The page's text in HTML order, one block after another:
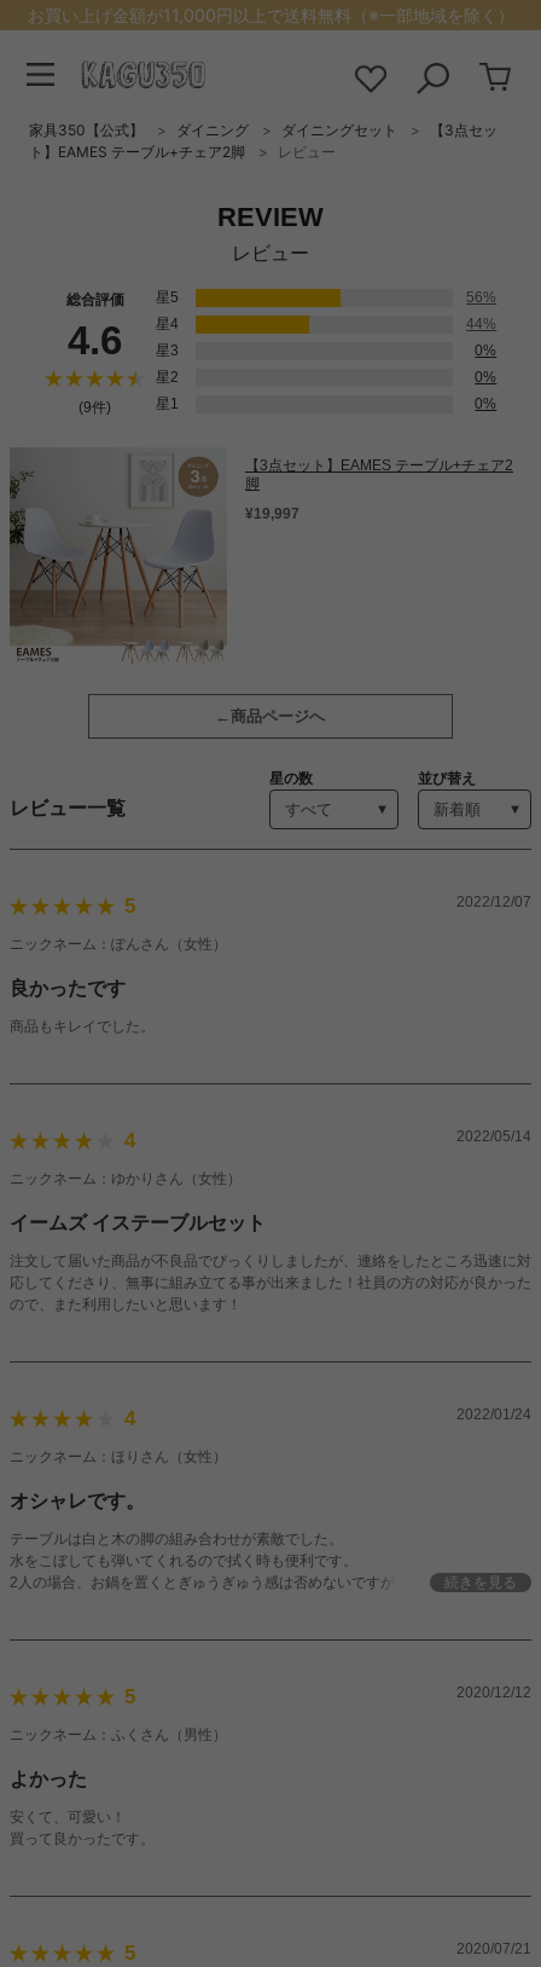
お買い上げ金額が11,000円以上で送料無料（※一部地域を除く）
家具350【公式】 ダイニング ダイニングセット
【3点セッ
ト】EAMES テーブル+チェア2脚
レビュー
REVIEW
レビュー
【3点セット】EAMES テーブル+チェア2
脚
¥19,997
総合評価
4.6
(9件)
星5
56%
星4
44%
星3
0%
星2
0%
星1
0%
商品ページへ
レビュー一覧
星の数 並び替え
5 2022/12/07
ニックネーム：ぽんさん（女性）
良かったです
商品もキレイでした。
4 2022/05/14
ニックネーム：ゆかりさん（女性）
イームズ イステーブルセット
注文して届いた商品が不良品でびっくりしましたが、連絡をしたところ迅速に対
応してくださり、無事に組み立てる事が出来ました！社員の方の対応が良かった
ので、また利用したいと思います！
4 2022/01/24
ニックネーム：ほりさん（女性）
オシャレです。
テーブルは白と木の脚の組み合わせが素敵でした。
水をこぼしても弾いてくれるので拭く時も便利です。
2人の場合、お鍋を置くとぎゅうぎゅう感は否めないですが、
セットの椅子はテーブルと異なる青っぽいホワイトだったので、それが残念でし
また、テーブルの組み立て説明書が少し分かりづらかったのと、
で２人で協力しながら組み立てました。
それ以外は大変満足です(^^)
続きを見る
5 2020/12/12
ニックネーム：ふくさん（男性）
よかった
安くて、可愛い！
買って良かったです。
5 2020/07/21